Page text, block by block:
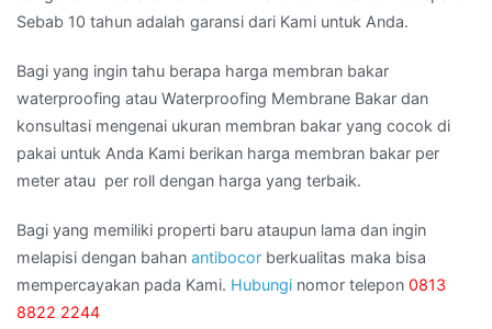
Sebab 10 tahun adalah garansi dari Kami untuk Anda.
Bagi yang ingin tahu berapa harga membran bakar
waterproofing atau Waterproofing Membrane Bakar dan
konsultasi mengenai ukuran membran bakar yang cocok di
pakai untuk Anda Kami berikan harga membran bakar per
meter atau per roll dengan harga yang terbaik.
Bagi yang memiliki properti baru ataupun lama dan ingin
melapisi dengan bahan antibocor berkualitas maka bisa
mempercayakan pada Kami. Hubungi nomor telepon 0813
8822 2244